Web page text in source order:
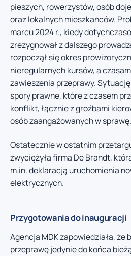
pieszych, rowerzystów, osób
oraz lokalnych mieszkańców.
marcu 2024 r., kiedy
zrezygnował z dalszego
rozpoczął się okres
nieregularnych kursów, a
zawieszenia przeprawy.
spory prawne, które z czasem
konflikt, łącznie z groźbami
osób zaangażowanych w sprawę.
Ostatecznie w ostatnim
zwyciężyła firma De Brandt,
m.in. deklaracją uruchomienia
elektrycznych.
Przygotowania do inauguracji
Agencja MDK zapowiedziała, że
przeprawę jedynie do końca